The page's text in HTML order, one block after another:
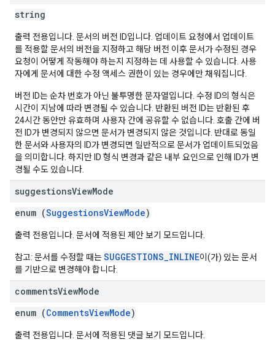
string
출력 전용입니다. 문서의 버전 ID입니다. 업데이트 요청에서 업데이트
를 적용할 문서의 버전을 지정하고 해당 버전 이후 문서가 수정된 경우
요청이 어떻게 작동해야 하는지 지정하는 데 사용할 수 있습니다. 사용
자에게 문서에 대한 수정 액세스 권한이 있는 경우에만 채워집니다.
버전 ID는 순차 번호가 아닌 불투명한 문자열입니다. 수정 ID의 형식은
시간이 지남에 따라 변경될 수 있습니다. 반환된 버전 ID는 반환된 후
24시간 동안만 유효하며 사용자 간에 공유할 수 없습니다. 호출 간에 버
전 ID가 변경되지 않으면 문서가 변경되지 않은 것입니다. 반대로 동일
한 문서와 사용자의 ID가 변경되면 일반적으로 문서가 업데이트되었음
을 의미합니다. 하지만 ID 형식 변경과 같은 내부 요인으로 인해 ID가 변
경될 수도 있습니다.
suggestionsViewMode
enum (SuggestionsViewMode)
출력 전용입니다. 문서에 적용된 제안 보기 모드입니다.
참고: 문서를 수정할 때는SUGGESTIONS_INLINE이(가) 있는 문서
를 기반으로 변경해야 합니다.
commentsViewMode
enum (CommentsViewMode)
출력 전용입니다. 문서에 적용된 댓글 보기 모드입니다.